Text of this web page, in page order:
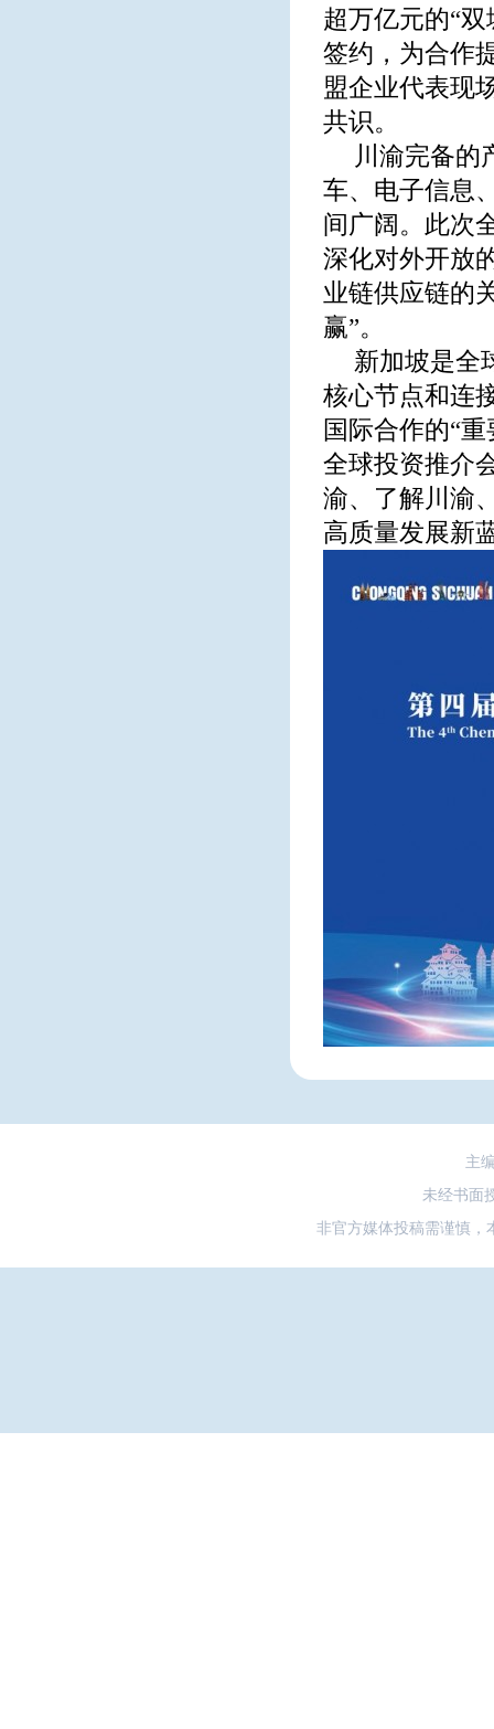
超万亿元的“
签约，为合作
盟企业代表现
共识。
川渝完备的
车、电子信息
间广阔。此次
深化对外开放
业链供应链的
赢”。
新加坡是全
核心节点和连
国际合作的“
全球投资推介
渝、了解川渝
高质量发展新
主
未经书面
非官方媒体投稿需谨慎，